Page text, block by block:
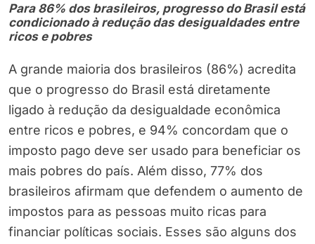
Para 86% dos brasileiros, progresso do Brasil está
condicionado à redução das desigualdades entre
ricos e pobres
A grande maioria dos brasileiros (86%) acredita
que o progresso do Brasil está diretamente
ligado à redução da desigualdade econômica
entre ricos e pobres, e 94% concordam que o
imposto pago deve ser usado para beneficiar os
mais pobres do país. Além disso, 77% dos
brasileiros afirmam que defendem o aumento de
impostos para as pessoas muito ricas para
financiar políticas sociais. Esses são alguns dos